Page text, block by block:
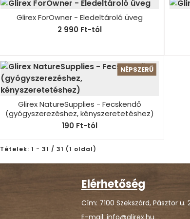
Glirex ForOwner - Eledeltároló üveg
2 990 Ft-tól
NÉPSZERŰ
Glirex NatureSupplies - Fecskendő
(gyógyszerezéshez, kényszeretetéshez)
190 Ft-tól
Tételek: 1 - 31 / 31 (1 oldal)
Elérhetőség
Cím: 7100 Szekszárd, Pásztor u.
E-mail: info@glirex.hu